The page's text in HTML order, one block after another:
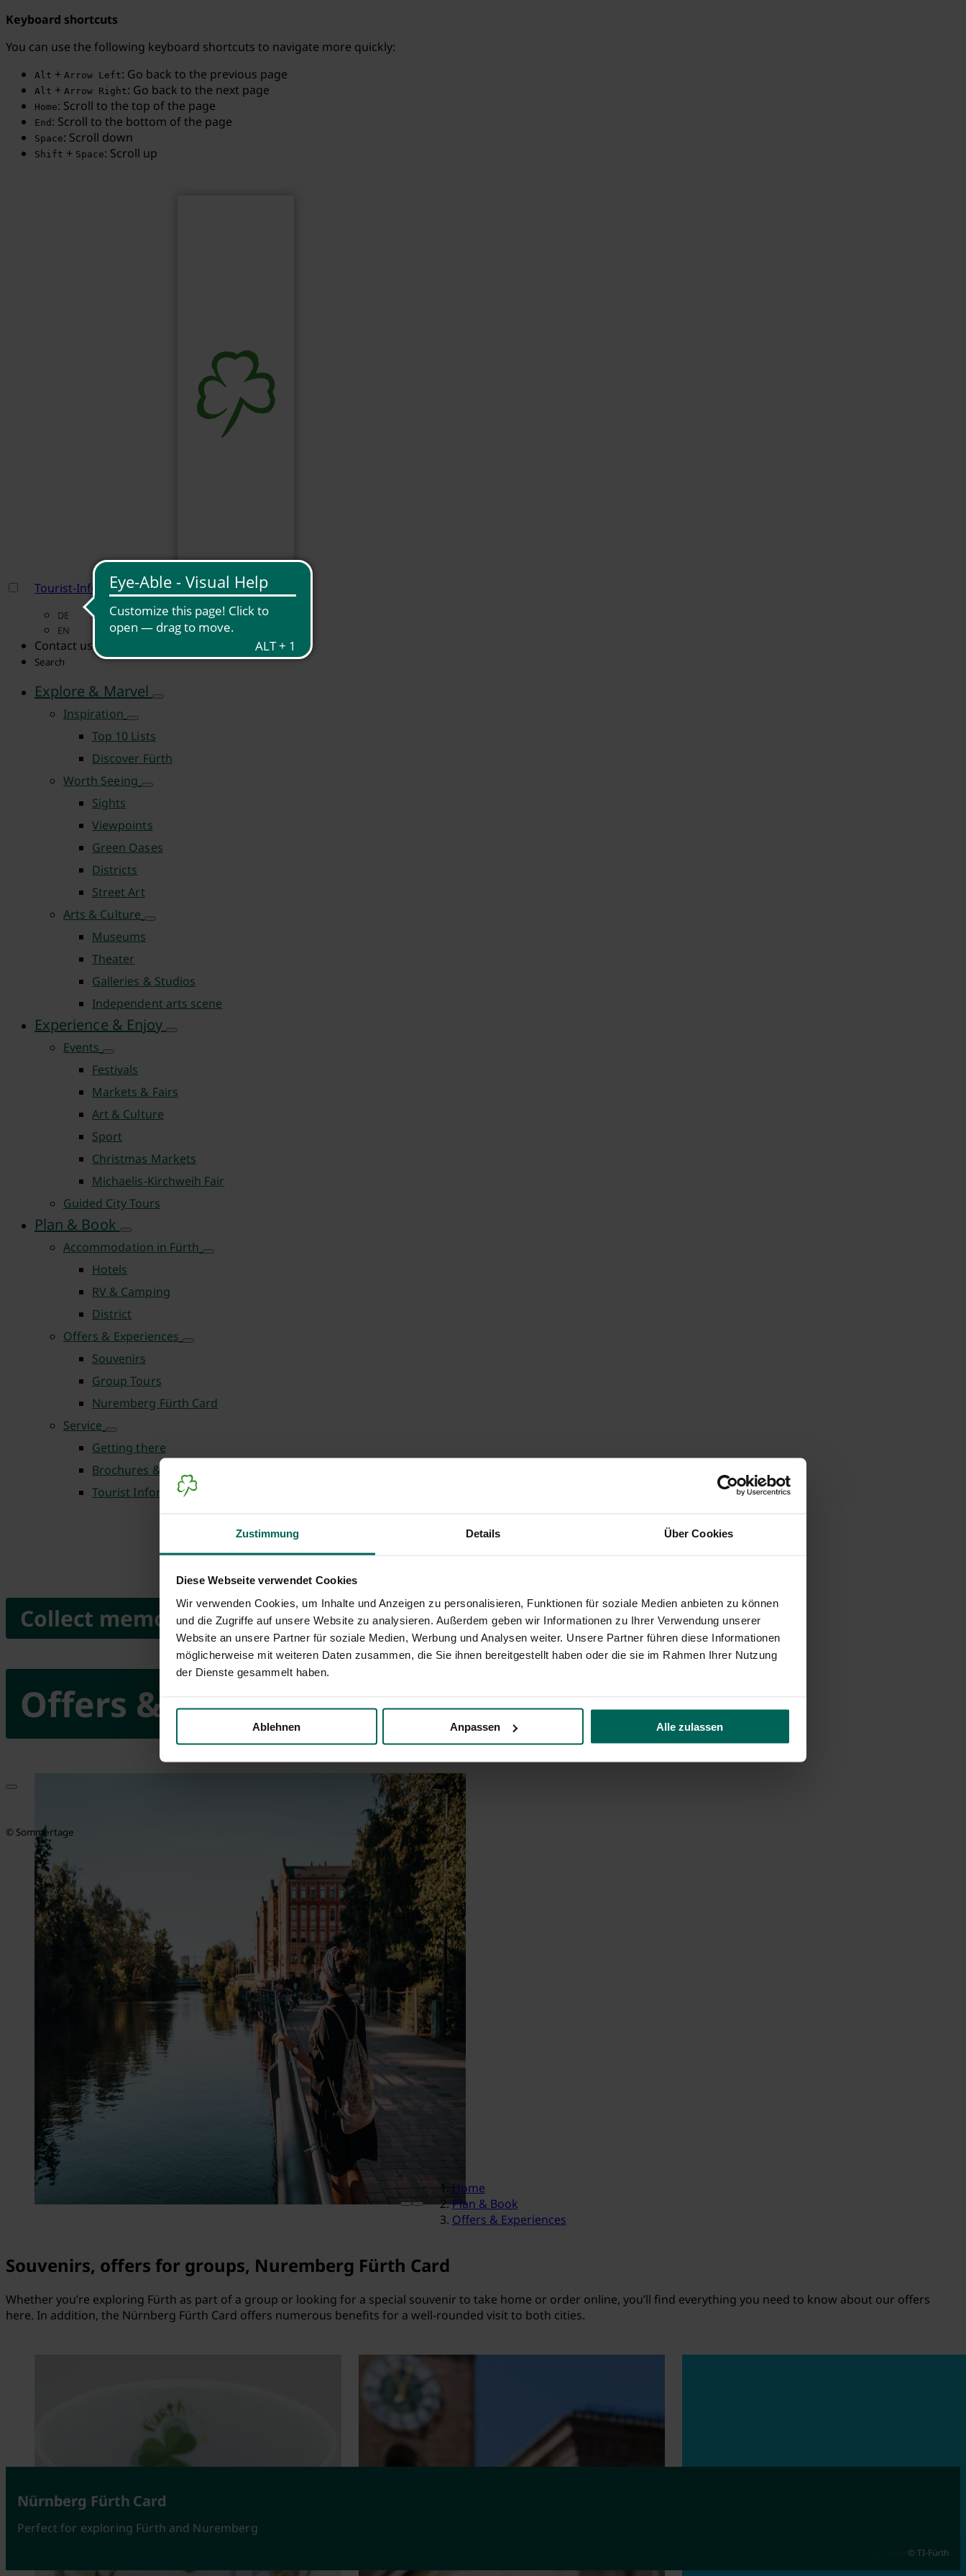
Zustimmung Details Über Cookies
Diese Webseite verwendet Cookies
Wir verwenden Cookies, um Inhalte und Anzeigen zu personalisieren, Funktionen für soziale Medien anbieten zu können
und die Zugriffe auf unsere Website zu analysieren. Außerdem geben wir Informationen zu Ihrer Verwendung unserer
Website an unsere Partner für soziale Medien, Werbung und Analysen weiter. Unsere Partner führen diese Informationen
möglicherweise mit weiteren Daten zusammen, die Sie ihnen bereitgestellt haben oder die sie im Rahmen Ihrer Nutzung
der Dienste gesammelt haben.
Ablehnen Anpassen Alle zulassen
Keyboard shortcuts
You can use the following keyboard shortcuts to navigate more quickly:
Alt + Arrow Left: Go back to the previous page
Alt + Arrow Right: Go back to the next page
Home: Scroll to the top of the page
End : Scroll to the bottom of the page
Space: Scroll down
Shift + Space: Scroll up
Tourist-Information Fürth
DE
EN
Contact us
Search
Explore & Marvel
Inspiration
Top 10 Lists
Discover Fürth
Worth Seeing
Sights
Viewpoints
Green Oases
Districts
Street Art
Arts & Culture
Museums
Theater
Galleries & Studios
Independent arts scene
Experience & Enjoy
Events
Festivals
Markets & Fairs
Art & Culture
Sport
Christmas Markets
Michaelis-Kirchweih Fair
Guided City Tours
Plan & Book
Accommodation in Fürth
Hotels
RV & Camping
District
Offers & Experiences
Souvenirs
Group Tours
Nuremberg Fürth Card
Service
Getting there
Brochures & Downloads
Tourist Information Centre
Search term... Search
Offers & Experiences
Collect memories
© Sommertage
Home
Plan & Book
Offers & Experiences
Souvenirs, offers for groups, Nuremberg Fürth Card
Whether you’re exploring Fürth as part of a group or looking for a special souvenir to take home or order online, you’ll find everything you need to know about our offers
here. In addition, the Nürnberg Fürth Card offers numerous benefits for a well-rounded visit to both cities.
Souvenirs
Unique memories of Fürth
© Tourist-Information Fürth
Group Tours
Experience moments of happiness together
© Margit Hofmann
Nürnberg Fürth Card
Perfect for exploring Fürth and Nuremberg
© TI-Fürth